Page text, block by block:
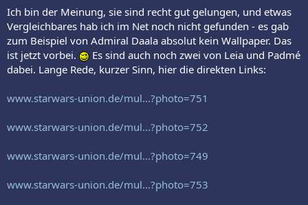
Ich bin der Meinung, sie sind recht gut gelungen, und etwas
Vergleichbares hab ich im Net noch nicht gefunden - es gab
zum Beispiel von Admiral Daala absolut kein Wallpaper. Das
ist jetzt vorbei.
Es sind auch noch zwei von Leia und Padmé
dabei. Lange Rede, kurzer Sinn, hier die direkten Links:
www.starwars-union.de/mul...?photo=751
www.starwars-union.de/mul...?photo=752
www.starwars-union.de/mul...?photo=749
www.starwars-union.de/mul...?photo=753